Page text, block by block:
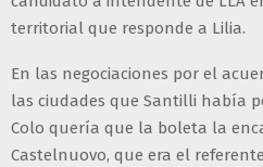
territorial que responde a Lilia.
En las negociaciones por el
las ciudades que Santilli había
Colo quería que la boleta la
Castelnuovo, que era el